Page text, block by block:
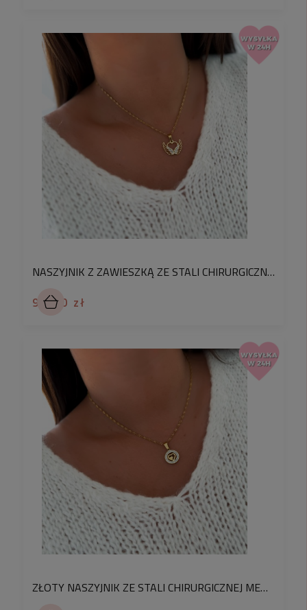
NASZYJNIK Z ZAWIESZKĄ ZE STALI CHIRURGICZNEJ SERCE ZE SKRZYDŁAMI I KRYSZTAŁKAMI
94,90 zł
ZŁOTY NASZYJNIK ZE STALI CHIRURGICZNEJ MEDALION Z SERDUSZKIEM WYSADZANY KRYSZTAŁKAMI